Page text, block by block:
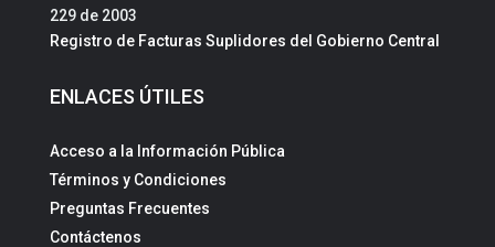
229 de 2003
Registro de Facturas Suplidores del Gobierno Central
ENLACES ÚTILES
Acceso a la Información Pública
Términos y Condiciones
Preguntas Frecuentes
Contáctenos